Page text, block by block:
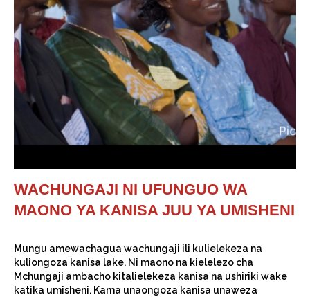
WACHUNGAJI NI UFUNGUO WA
MAONO YA KANISA JUU YA UMISHENI
M ungu amewachagua wachungaji ili kulielekeza na
kuliongoza kanisa lake. Ni maono na kielelezo cha
Mchungaji ambacho kitalielekeza kanisa na ushiriki wake
katika umisheni. Kama unaongoza kanisa unaweza